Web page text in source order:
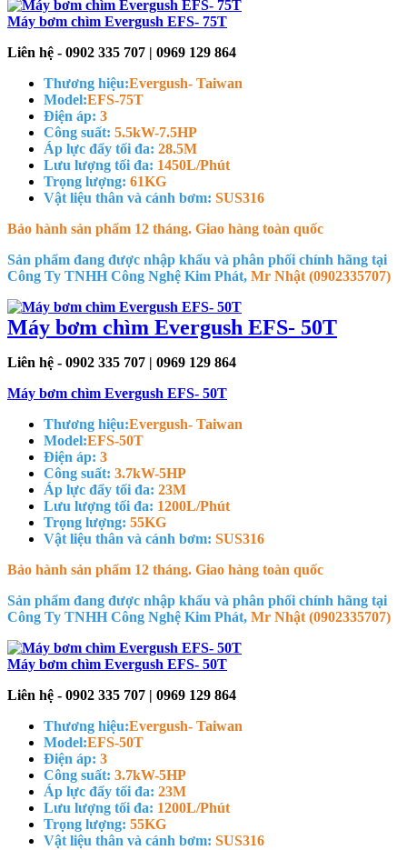
Máy bơm chìm Evergush EFS- 75T
Liên hệ - 0902 335 707 | 0969 129 864
Thương hiệu:Evergush- Taiwan
Model:EFS-75T
Điện áp: 3
Công suất: 5.5kW-7.5HP
Áp lực đẩy tối đa: 28.5M
Lưu lượng tối đa: 1450L/Phút
Trọng lượng: 61KG
Vật liệu thân và cánh bơm: SUS316
Bảo hành sản phẩm 12 tháng. Giao hàng toàn quốc
Sản phẩm đang được nhập khẩu và phân phối chính hãng tại
Công Ty TNHH Công Nghệ Kim Phát, Mr Nhật (0902335707)
Máy bơm chìm Evergush EFS- 50T
Liên hệ - 0902 335 707 | 0969 129 864
Máy bơm chìm Evergush EFS- 50T
Thương hiệu:Evergush- Taiwan
Model:EFS-50T
Điện áp: 3
Công suất: 3.7kW-5HP
Áp lực đẩy tối đa: 23M
Lưu lượng tối đa: 1200L/Phút
Trọng lượng: 55KG
Vật liệu thân và cánh bơm: SUS316
Bảo hành sản phẩm 12 tháng. Giao hàng toàn quốc
Sản phẩm đang được nhập khẩu và phân phối chính hãng tại
Công Ty TNHH Công Nghệ Kim Phát, Mr Nhật (0902335707)
Máy bơm chìm Evergush EFS- 50T
Liên hệ - 0902 335 707 | 0969 129 864
Thương hiệu:Evergush- Taiwan
Model:EFS-50T
Điện áp: 3
Công suất: 3.7kW-5HP
Áp lực đẩy tối đa: 23M
Lưu lượng tối đa: 1200L/Phút
Trọng lượng: 55KG
Vật liệu thân và cánh bơm: SUS316